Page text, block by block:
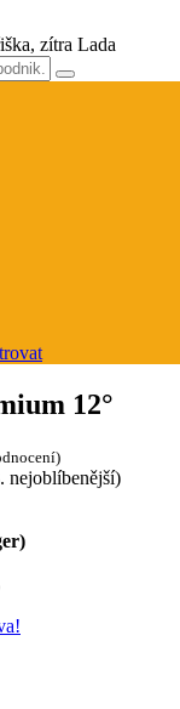
, zítra Lada
12°
nejoblíbenější)